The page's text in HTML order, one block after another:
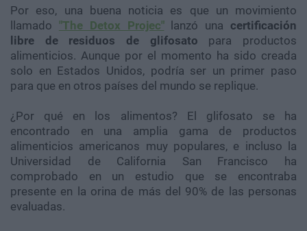
Por eso, una buena noticia es que un movimiento
llamado "The Detox Projec"lanzó una certificación
libre de residuos de glifosato para productos
alimenticios. Aunque por el momento ha sido creada
solo en Estados Unidos, podría ser un primer paso
para que en otros países del mundo se replique.
¿Por qué en los alimentos? El glifosato se ha
encontrado en una amplia gama de productos
alimenticios americanos muy populares, e incluso la
Universidad de California San Francisco ha
comprobado en un estudio que se encontraba
presente en la orina de más del 90% de las personas
evaluadas.